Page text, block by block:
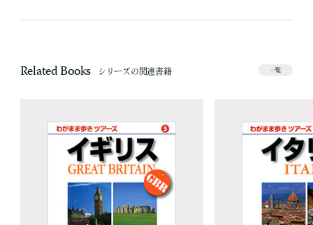
Related Books シリーズの関連書籍 一覧